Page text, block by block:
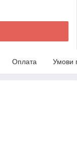
Оплата Умови